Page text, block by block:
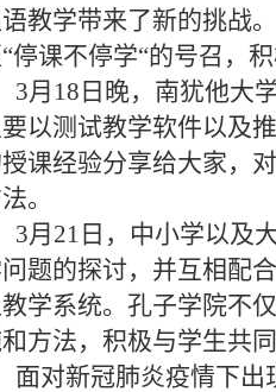
教学带来了新的挑战
停课不停学“的号召，
3月 18 日晚，南犹他大
以测试教学软件以及
课经验分享给大家，
。
3月 21 日，中小学以及
题的探讨，并互相配
教学系统。孔子学院不
方法，积极与学生共
面对新冠肺炎疫情下出